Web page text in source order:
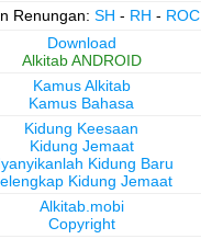
Renungan: SH - RH - ROC
Download
Alkitab ANDROID
Kamus Alkitab
Kamus Bahasa
Kidung Keesaan
Kidung Jemaat
Kidung Baru
Kidung Jemaat
Alkitab.mobi
Copyright